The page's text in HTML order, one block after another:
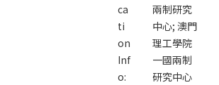
ca
ti
on
Inf
o:
兩制研究
中心; 澳門
理工學院
一國兩制
研究中心